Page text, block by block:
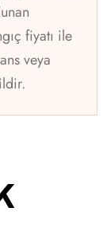
fiyatı ile
veya